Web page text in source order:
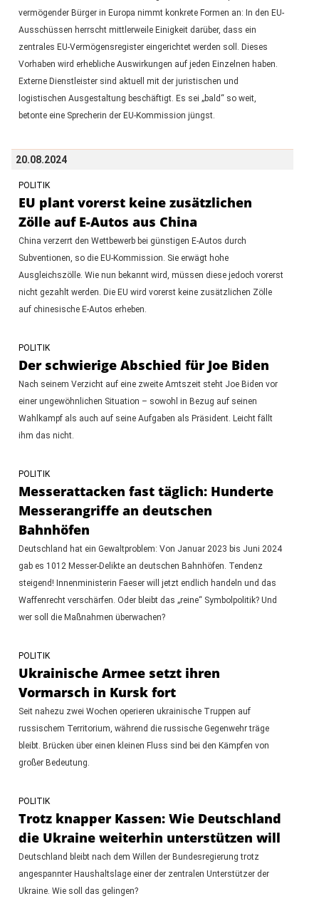
vermögender Bürger in Europa nimmt konkrete Formen an: In den EU-
Ausschüssen herrscht mittlerweile Einigkeit darüber, dass ein
zentrales EU-Vermögensregister eingerichtet werden soll. Dieses
Vorhaben wird erhebliche Auswirkungen auf jeden Einzelnen haben.
Externe Dienstleister sind aktuell mit der juristischen und
logistischen Ausgestaltung beschäftigt. Es sei „bald“ so weit,
betonte eine Sprecherin der EU-Kommission jüngst.
20.08.2024
POLITIK
EU plant vorerst keine zusätzlichen
Zölle auf E-Autos aus China
China verzerrt den Wettbewerb bei günstigen E-Autos durch
Subventionen, so die EU-Kommission. Sie erwägt hohe
Ausgleichszölle. Wie nun bekannt wird, müssen diese jedoch vorerst
nicht gezahlt werden. Die EU wird vorerst keine zusätzlichen Zölle
auf chinesische E-Autos erheben.
POLITIK
Der schwierige Abschied für Joe Biden
Nach seinem Verzicht auf eine zweite Amtszeit steht Joe Biden vor
einer ungewöhnlichen Situation – sowohl in Bezug auf seinen
Wahlkampf als auch auf seine Aufgaben als Präsident. Leicht fällt
ihm das nicht.
POLITIK
Messerattacken fast täglich: Hunderte
Messerangriffe an deutschen
Bahnhöfen
Deutschland hat ein Gewaltproblem: Von Januar 2023 bis Juni 2024
gab es 1012 Messer-Delikte an deutschen Bahnhöfen. Tendenz
steigend! Innenministerin Faeser will jetzt endlich handeln und das
Waffenrecht verschärfen. Oder bleibt das „reine“ Symbolpolitik? Und
wer soll die Maßnahmen überwachen?
POLITIK
Ukrainische Armee setzt ihren
Vormarsch in Kursk fort
Seit nahezu zwei Wochen operieren ukrainische Truppen auf
russischem Territorium, während die russische Gegenwehr träge
bleibt. Brücken über einen kleinen Fluss sind bei den Kämpfen von
großer Bedeutung.
POLITIK
Trotz knapper Kassen: Wie Deutschland
die Ukraine weiterhin unterstützen will
Deutschland bleibt nach dem Willen der Bundesregierung trotz
angespannter Haushaltslage einer der zentralen Unterstützer der
Ukraine. Wie soll das gelingen?